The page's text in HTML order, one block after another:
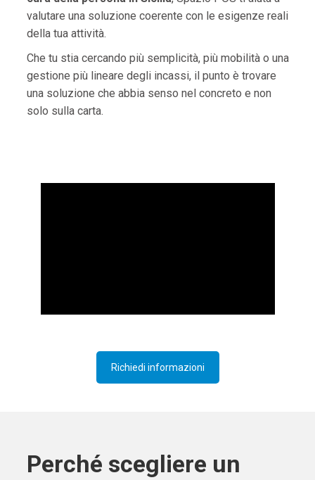
valutare una soluzione coerente con le esigenze reali
della tua attività.
Che tu stia cercando più semplicità, più mobilità o una
gestione più lineare degli incassi, il punto è trovare
una soluzione che abbia senso nel concreto e non
solo sulla carta.
Richiedi informazioni
Perché scegliere un